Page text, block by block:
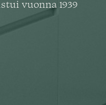
vuonna 1939